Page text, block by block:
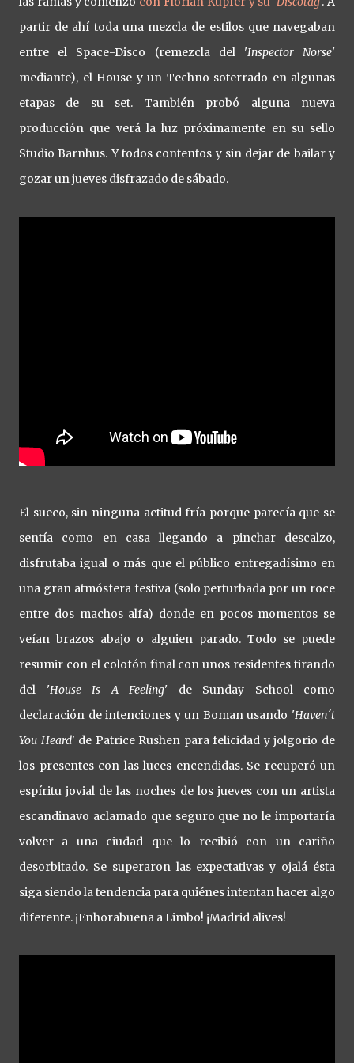
partir de ahí toda una mezcla de estilos que navegaban
entre el Space-Disco (remezcla del 'Inspector Norse'
mediante), el House y un Techno soterrado en algunas
etapas de su set. También probó alguna nueva
producción que verá la luz próximamente en su sello
Studio Barnhus. Y todos contentos y sin dejar de bailar y
gozar un jueves disfrazado de sábado.
El sueco, sin ninguna actitud fría porque parecía que se
sentía como en casa llegando a pinchar descalzo,
disfrutaba igual o más que el público entregadísimo en
una gran atmósfera festiva (solo perturbada por un roce
entre dos machos alfa) donde en pocos momentos se
veían brazos abajo o alguien parado. Todo se puede
resumir con el colofón final con unos residentes tirando
del 'House Is A Feeling' de Sunday School como
declaración de intenciones y un Boman usando 'Haven´t
You Heard' de Patrice Rushen para felicidad y jolgorio de
los presentes con las luces encendidas. Se recuperó un
espíritu jovial de las noches de los jueves con un artista
escandinavo aclamado que seguro que no le importaría
volver a una ciudad que lo recibió con un cariño
desorbitado. Se superaron las expectativas y ojalá ésta
siga siendo la tendencia para quiénes intentan hacer algo
diferente. ¡Enhorabuena a Limbo! ¡Madrid alives!